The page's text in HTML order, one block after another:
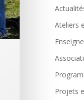
Ateliers
Projets